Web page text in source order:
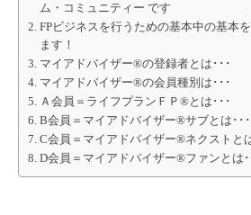
ム・コミュニティー です
FPビジネスを行うための基本中の基本
ます！
マイアドバイザー®の登録者とは･･･
マイアドバイザー®の会員種別は･･･
Ａ会員＝ライフプランＦＰ®とは･･･
B会員＝マイアドバイザー®サブとは･･･
C会員＝マイアドバイザー®ネクストと
D会員＝マイアドバイザー®ファンとは･